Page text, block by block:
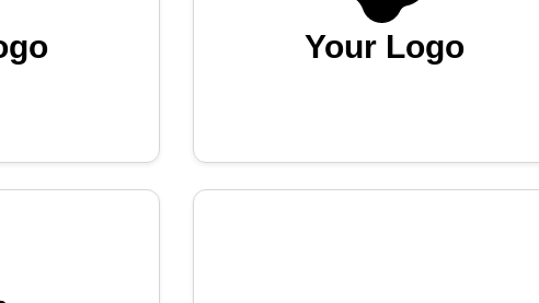
Your Logo